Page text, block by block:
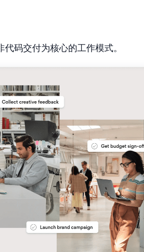
码交付为核心的工作模式。